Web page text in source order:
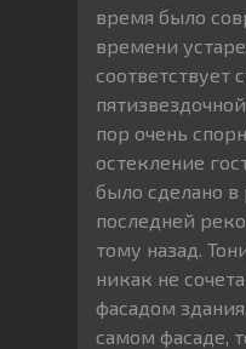
время было
времени
соответствует
пор очень
остекление
было сделано в
последней
тому назад.
никак не
фасадом
самом фасаде,